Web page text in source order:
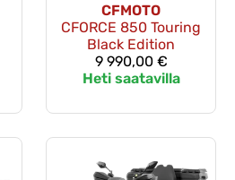
CFMOTO
CFORCE 850 Touring
Black Edition
9 990,00 €
Heti saatavilla